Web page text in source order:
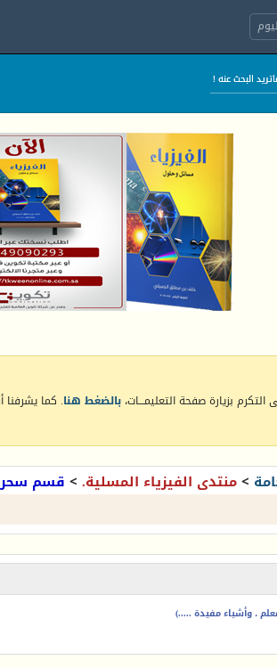
بزيارة صفحة التعليمـــات، بالضغط هنا. كما يشرفنا
>منتدى الفيزياء المسلية. > قسم سحر
، وأشياء مفيدة .....)